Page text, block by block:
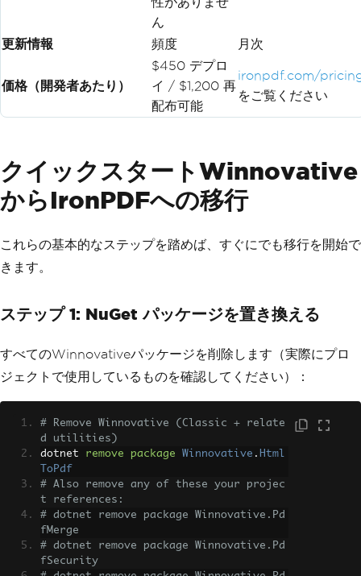
ん
更新情報
頻度 月次
価格（開発者あたり）
$450 デプロ
イ / $1,200 再
配布可能
ironpdf.com/
をご覧ください
クイックスタートWinnovative
からIronPDFへの移行
これらの基本的なステップを踏めば、すぐにでも移行を開始で
きます。
ステップ 1: NuGet パッケージを置き換える
すべてのWinnovativeパッケージを削除します（実際にプロ
ジェクトで使用しているものを確認してください）：
# Remove Winnovative (Classic + relate
d utilities)
dotnet remove package Winnovative . Html
ToPdf
# Also remove any of these your projec
t references:
# dotnet remove package Winnovative.Pd
fMerge
# dotnet remove package Winnovative.Pd
fSecurity